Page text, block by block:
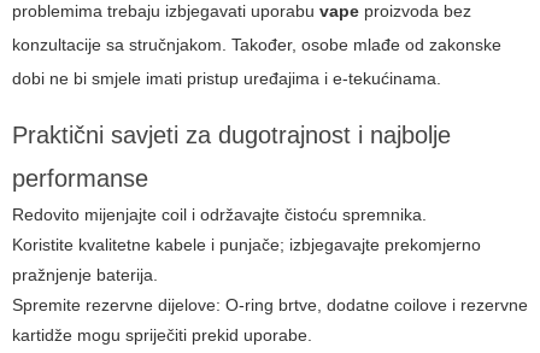
problemima trebaju izbjegavati uporabu vape proizvoda bez
konzultacije sa stručnjakom. Također, osobe mlađe od zakonske
dobi ne bi smjele imati pristup uređajima i e-tekućinama.
Praktični savjeti za dugotrajnost i najbolje
performanse
Redovito mijenjajte coil i održavajte čistoću spremnika.
Koristite kvalitetne kabele i punjače; izbjegavajte prekomjerno
pražnjenje baterija.
Spremite rezervne dijelove: O-ring brtve, dodatne coilove i rezervne
kartidže mogu spriječiti prekid uporabe.